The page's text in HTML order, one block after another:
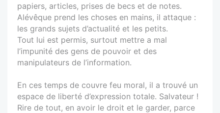
papiers, articles, prises de becs et de notes.
Alévêque prend les choses en mains, il attaque :
les grands sujets d’actualité et les petits.
Tout lui est permis, surtout mettre a mal
l’impunité des gens de pouvoir et des
manipulateurs de l’information.
En ces temps de couvre feu moral, il a trouvé un
espace de liberté d’expression totale. Salvateur !
Rire de tout, en avoir le droit et le garder, parce